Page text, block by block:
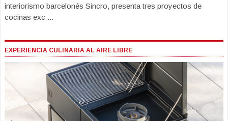
interiorismo barcelonés Sincro, presenta tres proyectos de
cocinas exc ...
EXPERIENCIA CULINARIA AL AIRE LIBRE